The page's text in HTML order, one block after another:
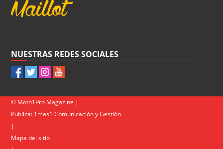
NUESTRAS REDES SOCIALES
© Moto1Pro Magazine |
Publica: 1mas1 Comunicación y Gestión
|
Mapa del sitio